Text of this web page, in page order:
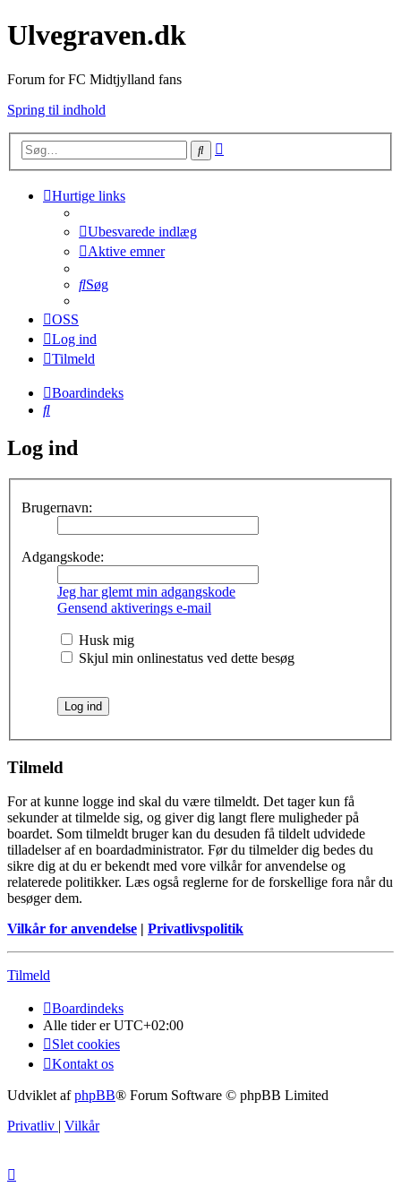
Ulvegraven.dk
Forum for FC Midtjylland fans
Spring til indhold
Søg
Hurtige links
Ubesvarede indlæg
Aktive emner
Søg
OSS
Log ind
Tilmeld
Boardindeks
Søg
Log ind
Brugernavn:
Adgangskode:
Jeg har glemt min adgangskode
Gensend aktiverings e-mail
Husk mig
Skjul min onlinestatus ved dette besøg
Tilmeld
For at kunne logge ind skal du være tilmeldt. Det tager kun få
sekunder at tilmelde sig, og giver dig langt flere muligheder på
boardet. Som tilmeldt bruger kan du desuden få tildelt udvidede
tilladelser af en boardadministrator. Før du tilmelder dig bedes du
sikre dig at du er bekendt med vore vilkår for anvendelse og
relaterede politikker. Læs også reglerne for de forskellige fora når du
besøger dem.
Vilkår for anvendelse | Privatlivspolitik
Tilmeld
Boardindeks
Alle tider erUTC+02:00
Slet cookies
Kontakt os
Udviklet afphpBB® Forum Software © phpBB Limited
Privatliv | Vilkår